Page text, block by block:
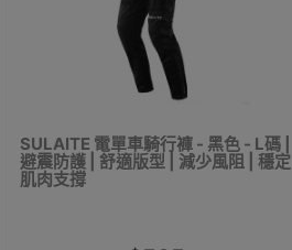
SULAITE 電單車騎行褲 - 黑色 - L碼 |
避震防護 | 舒適版型 | 減少風阻 | 穩定
肌肉支撐